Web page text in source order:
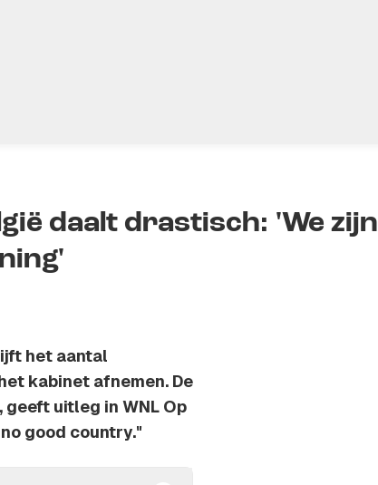
daalt drastisch: 'We zijn
het aantal
kabinet afnemen. De
geeft uitleg in WNL Op
good country."